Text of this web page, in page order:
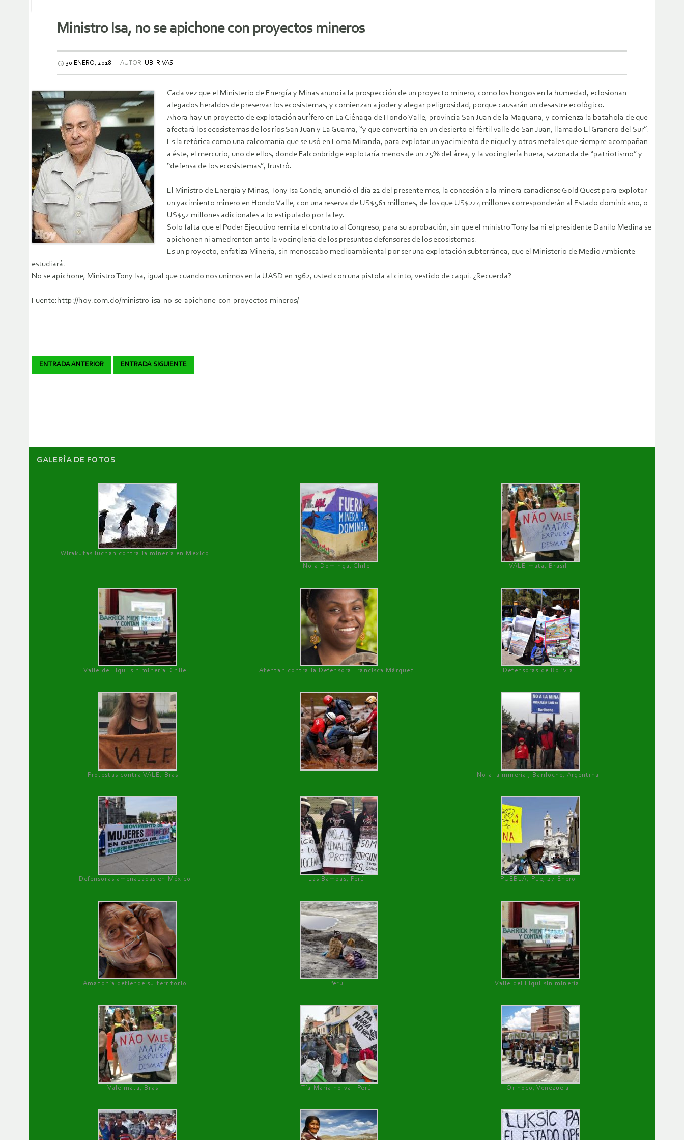
Ministro Isa, no se apichone con proyectos mineros
30 ENERO, 2018 AUTOR: UBI RIVAS.
Cada vez que el Ministerio de Energía y Minas anuncia la prospección de un proyecto minero, como los hongos en la humedad, eclosionan
alegados heraldos de preservar los ecosistemas, y comienzan a joder y alegar peligrosidad, porque causarán un desastre ecológico.
Ahora hay un proyecto de explotación aurífero en La Ciénaga de Hondo Valle, provincia San Juan de la Maguana, y comienza la batahola de que
afectará los ecosistemas de los ríos San Juan y La Guama, “y que convertiría en un desierto el fértil valle de San Juan, llamado El Granero del Sur”.
Es la retórica como una calcomanía que se usó en Loma Miranda, para explotar un yacimiento de níquel y otros metales que siempre acompañan
a éste, el mercurio, uno de ellos, donde Falconbridge explotaría menos de un 25% del área, y la vocinglería huera, sazonada de “patriotismo” y
“defensa de los ecosistemas”, frustró.
El Ministro de Energía y Minas, Tony Isa Conde, anunció el día 22 del presente mes, la concesión a la minera canadiense Gold Quest para explotar
un yacimiento minero en Hondo Valle, con una reserva de US$561 millones, de los que US$224 millones corresponderán al Estado dominicano, o
US$52 millones adicionales a lo estipulado por la ley.
Solo falta que el Poder Ejecutivo remita el contrato al Congreso, para su aprobación, sin que el ministro Tony Isa ni el presidente Danilo Medina se
apichonen ni amedrenten ante la vocinglería de los presuntos defensores de los ecosistemas.
Es un proyecto, enfatiza Minería, sin menoscabo medioambiental por ser una explotación subterránea, que el Ministerio de Medio Ambiente
estudiará.
No se apichone, Ministro Tony Isa, igual que cuando nos unimos en la UASD en 1962, usted con una pistola al cinto, vestido de caqui. ¿Recuerda?
Fuente:http://hoy.com.do/ministro-isa-no-se-apichone-con-proyectos-mineros/
Navegador
ENTRADA ANTERIOR ENTRADA SIGUIENTE
GALERÌA DE FOTOS
Wirakutas luchan contra la minería en México
No a Dominga, Chile
VALE mata, Brasil
Valle de Elqui sin minería. Chile Atentan contra la Defensora Francisca Márquez Defensoras de Bolivia
Protestas contra VALE, Brasil No a la minería , Bariloche, Argentina
Defensoras amenazadas en México Las Bambas, Perú PUEBLA, Pue, 27 Enero
Amazonía defiende su territorio Perú Valle del Elqui sin minería.
Vale mata, Brasil Tía María no va ! Perú Orinoco, Venezuela